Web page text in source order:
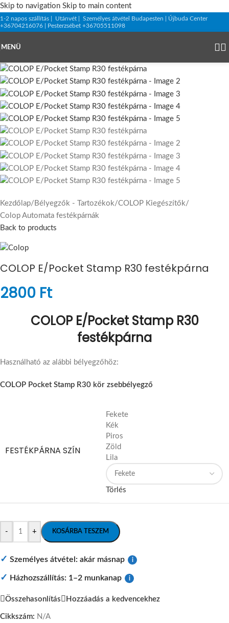
Skip to navigation Skip to main content
1-2 napos szállítás | Utánvét | Személyes átvétel Budapesten | Újbuda Center
+36704216076 | Pesterzsébet +36705511098
MENÜ
Kezdőlap/ Bélyegzők - Tartozékok/COLOP Kiegészítők/
Colop Automata festékpárnák
Back to products
COLOP E/Pocket Stamp R30 festékpárna
2800 Ft
COLOP E/Pocket Stamp R30
festékpárna
Használható az alábbi bélyegzőhöz:
COLOP Pocket Stamp R30 kör zsebbélyegző
FESTÉKPÁRNA SZÍN
Fekete
Kék
Piros
Zöld
Lila
Törlés
- + KOSÁRBA TESZEM
✓ Személyes átvétel: akár másnap i
✓ Házhozszállítás: 1–2 munkanap i
Összehasonlítás Hozzáadás a kedvencekhez
Cikkszám: N/A